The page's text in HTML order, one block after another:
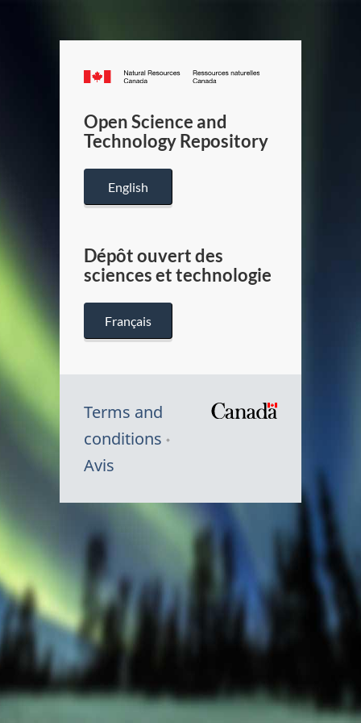
Canada.ca
/
Canada
Open Science and
Technology Repository
English
Dépôt ouvert des
sciences et technologie
Français
Terms and
conditions
Avis
Canada